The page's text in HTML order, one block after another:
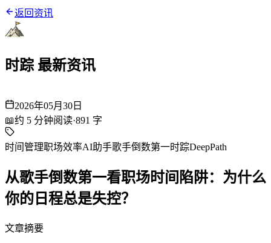
返回资讯
时踪 最新资讯
2026年05月30日
📖约 5 分钟阅读·891 字
时间管理职场效率AI助手歌手倒数第一时踪DeepPath
从歌手倒数第一看职场时间陷阱：为什么
你的日程总是失控？
文章摘要